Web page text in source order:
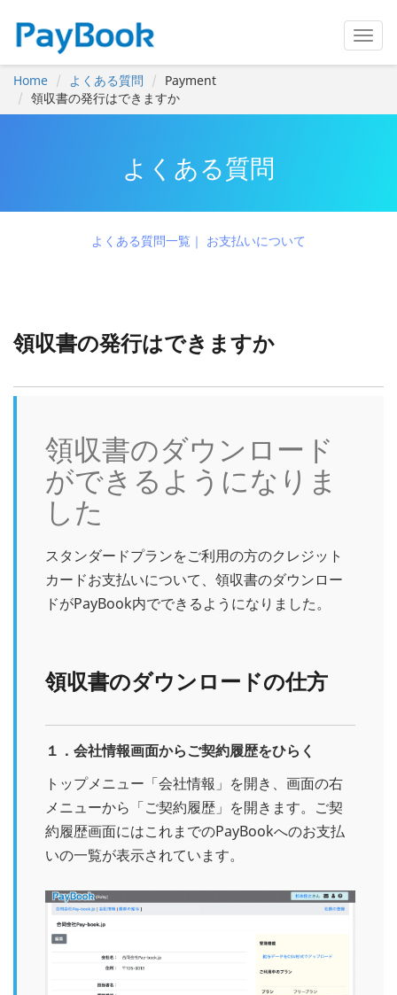
Home よくある質問
Payment
領収書の発行はできますか
よくある質問
よくある質問一覧 お支払いについて
領収書の発行はできますか
領収書のダウンロード
ができるようになりま
した
スタンダードプランをご利用の方のクレジット
カードお支払いについて、領収書のダウンロー
ドがPayBook内でできるようになりました。
領収書のダウンロードの仕方
１．会社情報画面からご契約履歴をひらく
トップメニュー「会社情報」を開き、画面の右
メニューから「ご契約履歴」を開きます。ご契
約履歴画面にはこれまでのPayBookへのお支払
いの一覧が表示されています。